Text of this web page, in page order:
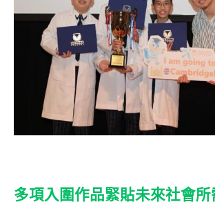
多項入圍作品緊貼未來社會所